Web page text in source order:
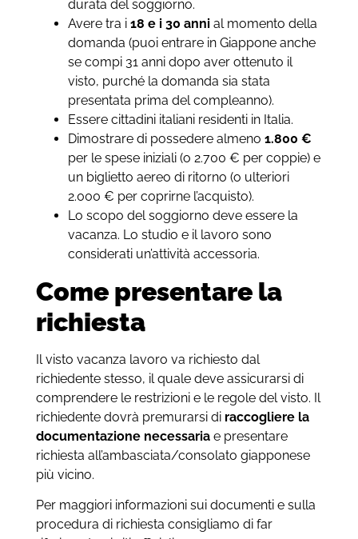
durata del soggiorno.
Avere tra i 18 e i 30 annial momento della
domanda (puoi entrare in Giappone anche
se compi 31 anni dopo aver ottenuto il
visto, purché la domanda sia stata
presentata prima del compleanno).
Essere cittadini italiani residenti in Italia.
Dimostrare di possedere almeno 1.800 €
per le spese iniziali (o 2.700 € per coppie) e
un biglietto aereo di ritorno (o ulteriori
2.000 € per coprirne l’acquisto).
Lo scopo del soggiorno deve essere la
vacanza. Lo studio e il lavoro sono
considerati un’attività accessoria.
Come presentare la
richiesta
Il visto vacanza lavoro va richiesto dal
richiedente stesso, il quale deve assicurarsi di
comprendere le restrizioni e le regole del visto. Il
richiedente dovrà premurarsi di raccogliere la
documentazione necessariae presentare
richiesta all’ambasciata/consolato giapponese
più vicino.
Per maggiori informazioni sui documenti e sulla
procedura di richiesta consigliamo di far